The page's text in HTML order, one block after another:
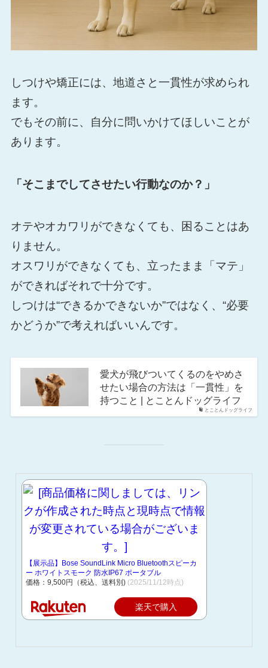
しつけや矯正には、地道さと一貫性が求められ
ます。
でもその前に、自分に問いかけてほしいことが
あります。
「そこまでしてさせたい行動なのか？」
オテやオカワリができなくても、困ることはあ
りません。
オスワリができなくても、立ったまま「マテ」
ができればそれで十分です。
しつけは“できるかできないか”ではなく、“必要
かどうか”で考えればいいんです。
とことんドッグライフ
愛犬が飛びついてくるのをやめさ
せたい場合の方法は「一貫性」を
持つこと | とことんドッグライフ
【展示品】Bose SoundLink Micro Bluetoothスピーカ
ー ホワイトスモーク 防水IP67 ポータブル
価格：9,500円（税込、送料別) (2025/11/12時点)
楽天で購入